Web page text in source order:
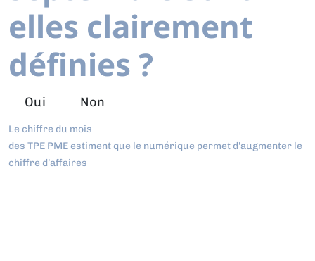
elles clairement
définies ?
Oui Non
Le chiffre du mois
des TPE PME estiment que le numérique permet d’augmenter le
chiffre d’affaires